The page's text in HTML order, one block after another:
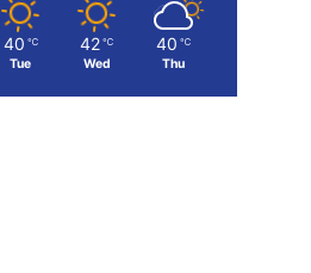
40 ℃
Tue
42 ℃
Wed
40 ℃
Thu